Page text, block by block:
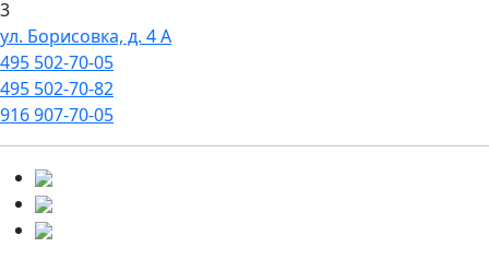
3
ул. Борисовка, д. 4 А
495 502-70-05
495 502-70-82
916907-70-05